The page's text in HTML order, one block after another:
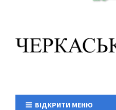
ВІДКРИТИ МЕНЮ